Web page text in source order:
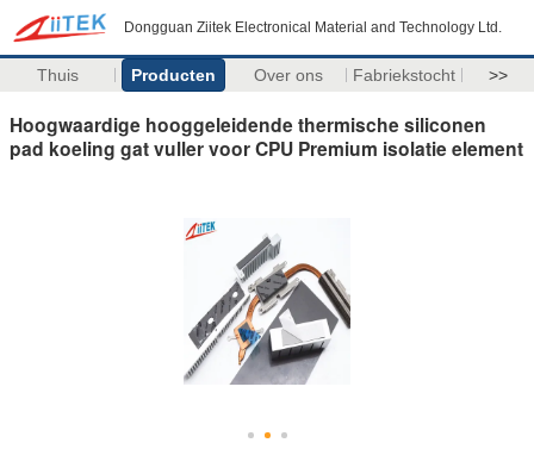
Dongguan Ziitek Electronical Material and Technology Ltd.
Thuis Producten Over ons Fabriekstocht >>
Hoogwaardige hooggeleidende thermische siliconen
pad koeling gat vuller voor CPU Premium isolatie element